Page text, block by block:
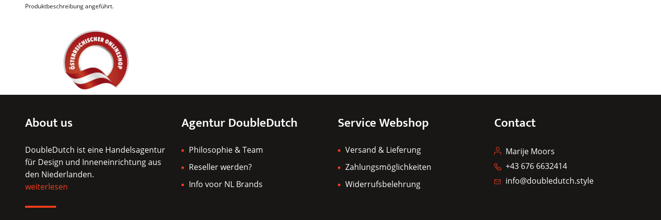
Produktbeschreibung angeführt.
About us
DoubleDutch ist eine Handelsagentur
für Design und Inneneinrichtung aus
den Niederlanden.
weiterlesen
Agentur DoubleDutch
Philosophie & Team
Reseller werden?
Info voor NL Brands
Service Webshop
Versand & Lieferung
Zahlungsmöglichkeiten
Widerrufsbelehrung
Contact
Marije Moors
+43 676 6632414
info@doubledutch.style